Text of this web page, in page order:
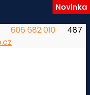
606 682 010
487
Novinka